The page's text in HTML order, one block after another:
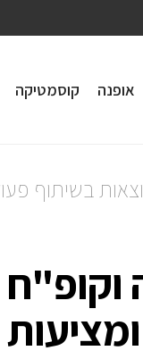
אופנה קוסמטיקה
בשיתוף